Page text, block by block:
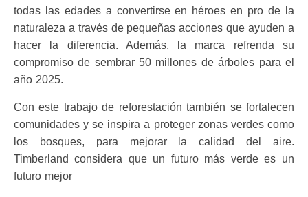
todas las edades a convertirse en héroes en pro de la
naturaleza a través de pequeñas acciones que ayuden a
hacer la diferencia. Además, la marca refrenda su
compromiso de sembrar 50 millones de árboles para el
año 2025.
Con este trabajo de reforestación también se fortalecen
comunidades y se inspira a proteger zonas verdes como
los bosques, para mejorar la calidad del aire.
Timberland considera que un futuro más verde es un
futuro mejor